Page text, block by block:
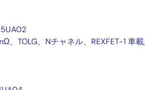
、TOLG、Nチャネル、REXFET-1 車